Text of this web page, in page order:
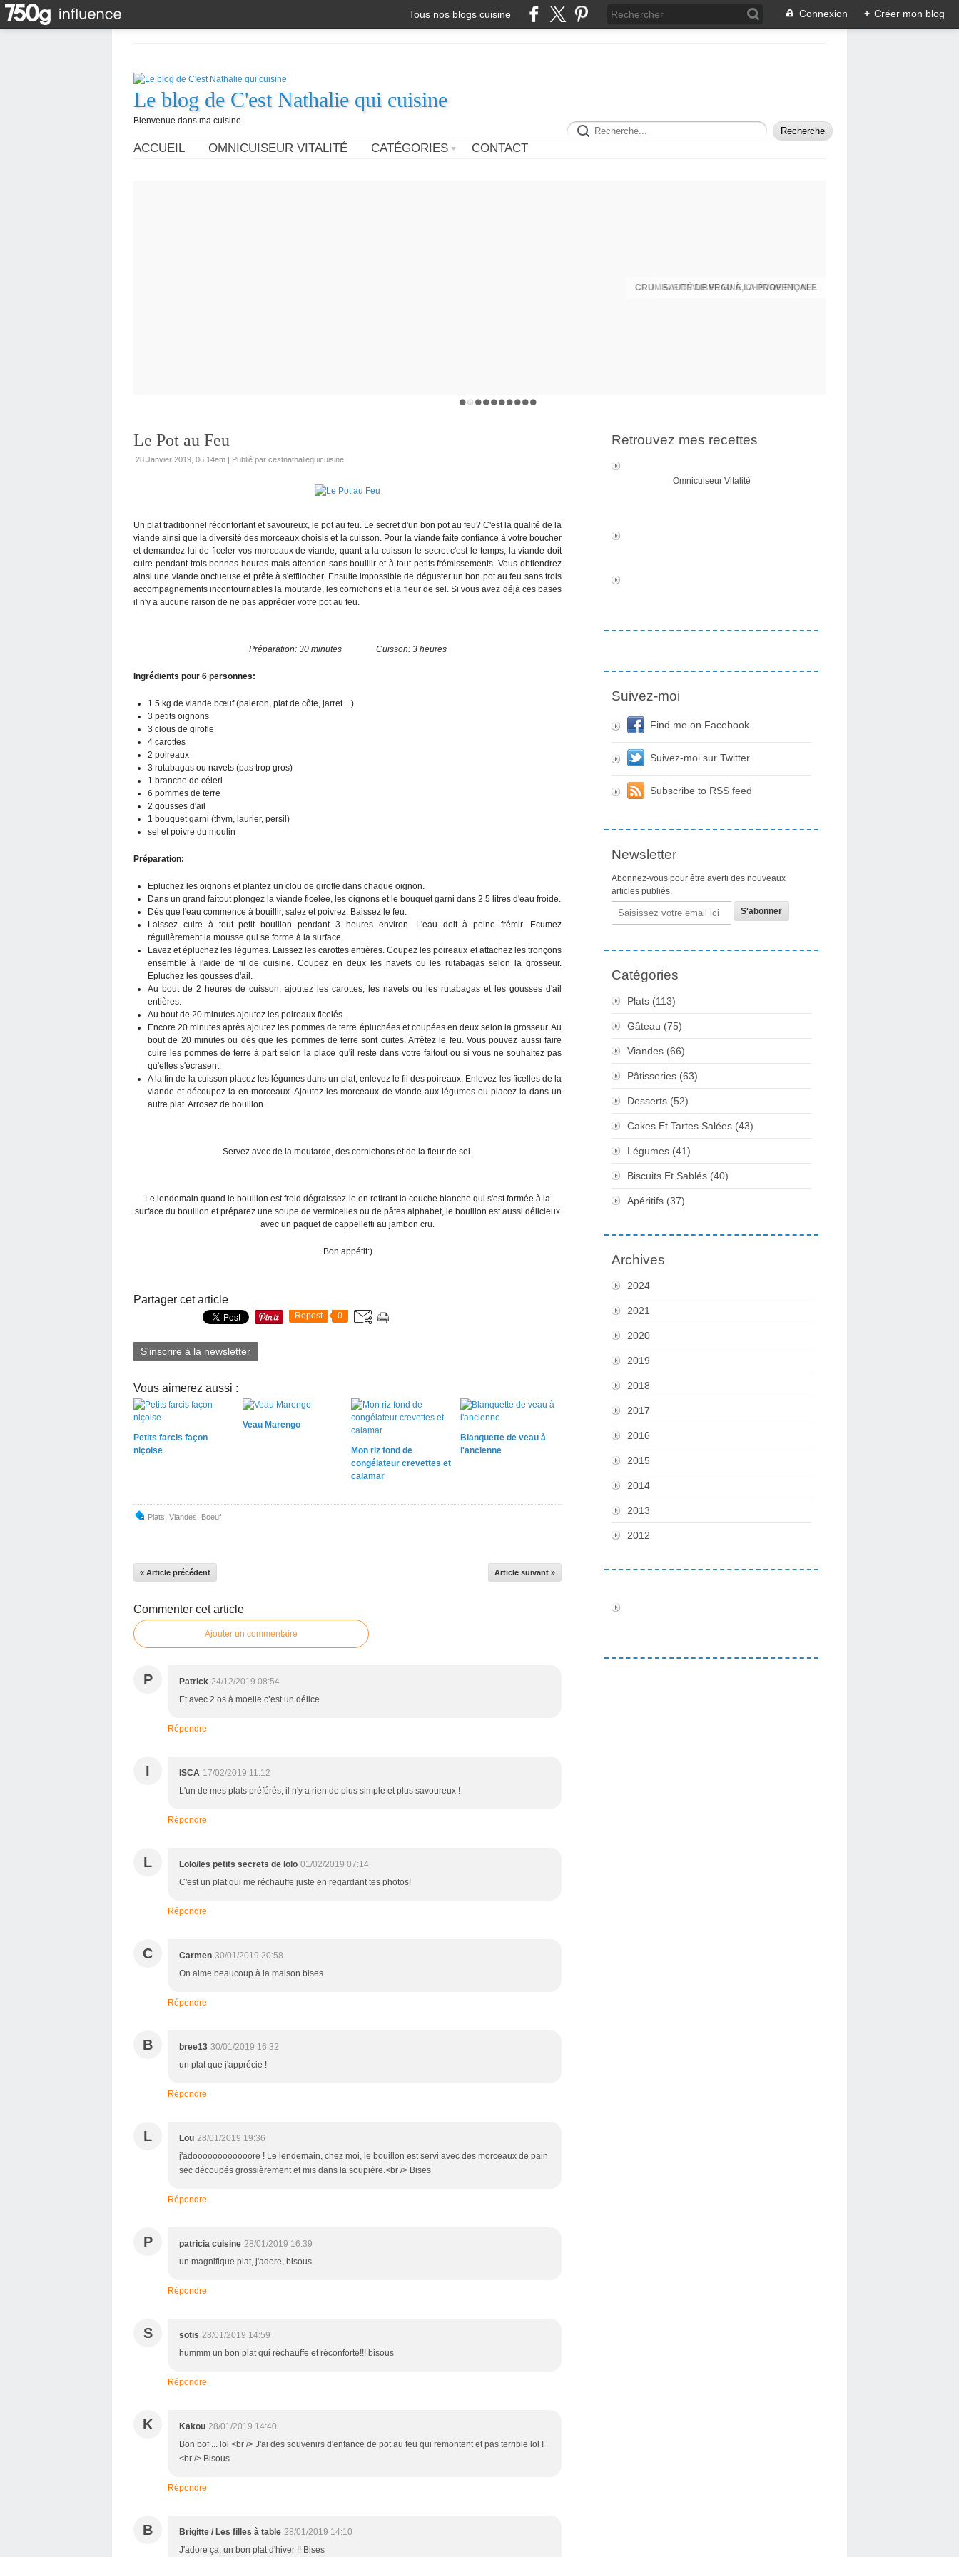
Tous nos blogs cuisine Connexion + Créer mon blog
Le blog de C'est Nathalie qui cuisine
Bienvenue dans ma cuisine
ACCUEIL OMNICUISEUR VITALITÉ CATÉGORIES CONTACT
SAUTÉ DE VEAU À LA PROVENÇALE
Le Pot au Feu
28 Janvier 2019, 06:14am | Publié par cestnathaliequicuisine
Un plat traditionnel réconfortant et savoureux, le pot au feu. Le secret d'un bon pot au feu? C'est la qualité de la
viande ainsi que la diversité des morceaux choisis et la cuisson. Pour la viande faite confiance à votre boucher
et demandez lui de ficeler vos morceaux de viande, quant à la cuisson le secret c'est le temps, la viande doit
cuire pendant trois bonnes heures mais attention sans bouillir et à tout petits frémissements. Vous obtiendrez
ainsi une viande onctueuse et prête à s'effilocher. Ensuite impossible de déguster un bon pot au feu sans trois
accompagnements incontournables la moutarde, les cornichons et la fleur de sel. Si vous avez déjà ces bases
il n'y a aucune raison de ne pas apprécier votre pot au feu.
Préparation: 30 minutes Cuisson: 3 heures
Ingrédients pour 6 personnes:
1.5 kg de viande bœuf (paleron, plat de côte, jarret…)
3 petits oignons
3 clous de girofle
4 carottes
2 poireaux
3 rutabagas ou navets (pas trop gros)
1 branche de céleri
6 pommes de terre
2 gousses d'ail
1 bouquet garni (thym, laurier, persil)
sel et poivre du moulin
Préparation:
Epluchez les oignons et plantez un clou de girofle dans chaque oignon.
Dans un grand faitout plongez la viande ficelée, les oignons et le bouquet garni dans 2.5 litres d'eau froide.
Dès que l'eau commence à bouillir, salez et poivrez. Baissez le feu.
Laissez cuire à tout petit bouillon pendant 3 heures environ. L'eau doit à peine frémir. Ecumez
régulièrement la mousse qui se forme à la surface.
Lavez et épluchez les légumes. Laissez les carottes entières. Coupez les poireaux et attachez les tronçons
ensemble à l'aide de fil de cuisine. Coupez en deux les navets ou les rutabagas selon la grosseur.
Epluchez les gousses d'ail.
Au bout de 2 heures de cuisson, ajoutez les carottes, les navets ou les rutabagas et les gousses d'ail
entières.
Au bout de 20 minutes ajoutez les poireaux ficelés.
Encore 20 minutes après ajoutez les pommes de terre épluchées et coupées en deux selon la grosseur. Au
bout de 20 minutes ou dès que les pommes de terre sont cuites. Arrêtez le feu. Vous pouvez aussi faire
cuire les pommes de terre à part selon la place qu'il reste dans votre faitout ou si vous ne souhaitez pas
qu'elles s'écrasent.
A la fin de la cuisson placez les légumes dans un plat, enlevez le fil des poireaux. Enlevez les ficelles de la
viande et découpez-la en morceaux. Ajoutez les morceaux de viande aux légumes ou placez-la dans un
autre plat. Arrosez de bouillon.
Servez avec de la moutarde, des cornichons et de la fleur de sel.
Le lendemain quand le bouillon est froid dégraissez-le en retirant la couche blanche qui s'est formée à la
surface du bouillon et préparez une soupe de vermicelles ou de pâtes alphabet, le bouillon est aussi délicieux
avec un paquet de cappelletti au jambon cru.
Bon appétit:)
Partager cet article
Repost 0
S'inscrire à la newsletter
Vous aimerez aussi :
Petits farcis façon
niçoise
Veau Marengo
Mon riz fond de
congélateur crevettes et
calamar
Blanquette de veau à
l'ancienne
Plats Viandes Boeuf
« Article précédent Article suivant »
Commenter cet article
Ajouter un commentaire
P Patrick 24/12/2019 08:54
Et avec 2 os à moelle c’est un délice
Répondre
I ISCA 17/02/2019 11:12
L'un de mes plats préférés, il n'y a rien de plus simple et plus savoureux !
Répondre
L Lolo/les petits secrets de lolo 01/02/2019 07:14
C'est un plat qui me réchauffe juste en regardant tes photos!
Répondre
C Carmen 30/01/2019 20:58
On aime beaucoup à la maison bises
Répondre
B bree13 30/01/2019 16:32
un plat que j'apprécie !
Répondre
L Lou 28/01/2019 19:36
j'adoooooooooooore ! Le lendemain, chez moi, le bouillon est servi avec des morceaux de pain
sec découpés grossièrement et mis dans la soupière.<br /> Bises
Répondre
P patricia cuisine 28/01/2019 16:39
un magnifique plat, j'adore, bisous
Répondre
S sotis 28/01/2019 14:59
hummm un bon plat qui réchauffe et réconforte!!! bisous
Répondre
K Kakou 28/01/2019 14:40
Bon bof ... lol <br /> J'ai des souvenirs d'enfance de pot au feu qui remontent et pas terrible lol !
<br /> Bisous
Répondre
B Brigitte / Les filles à table 28/01/2019 14:10
J'adore ça, un bon plat d'hiver !! Bises
Retrouvez mes recettes
Omnicuiseur Vitalité
Suivez-moi
Find me on Facebook
Suivez-moi sur Twitter
Subscribe to RSS feed
Newsletter
Abonnez-vous pour être averti des nouveaux
articles publiés.
Email
Catégories
Plats (113)
Gâteau (75)
Viandes (66)
Pâtisseries (63)
Desserts (52)
Cakes Et Tartes Salées (43)
Légumes (41)
Biscuits Et Sablés (40)
Apéritifs (37)
Archives
2024
2021
2020
2019
2018
2017
2016
2015
2014
2013
2012